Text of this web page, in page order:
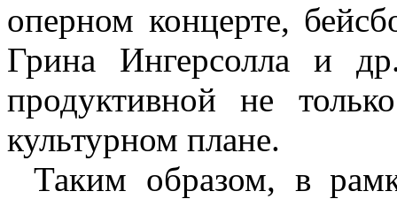
оперном концерте,
Грина Ингерсолла и
продуктивной не
культурном плане.
Таким образом, в